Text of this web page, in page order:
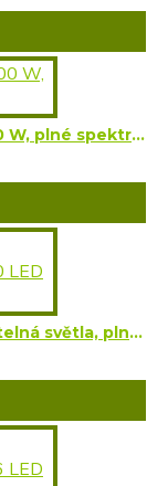
Grow LED lampa - panel Mars TS 600 W, plné spektrum 240 LED
Grow LED lampa - SP 1000 W stmívatelná světla, plné spektrum 300 LED Samsung